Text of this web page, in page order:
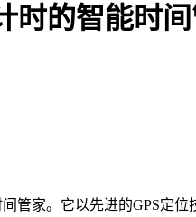
时的智能时
家。它以先进的GPS定